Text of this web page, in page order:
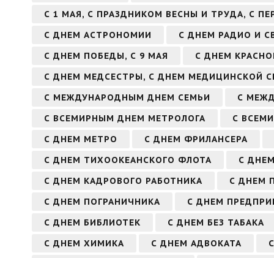
С 1 МАЯ, С ПРАЗДНИКОМ ВЕСНЫ И ТРУДА, С
С ДНЕМ АСТРОНОМИИ
С ДНЕМ РАДИО И
С ДНЕМ ПОБЕДЫ, С 9 МАЯ
С ДНЕМ
С ДНЕМ МЕДСЕСТРЫ, С ДНЕМ МЕДИЦИНСКОЙ
С МЕЖДУНАРОДНЫМ ДНЕМ СЕМЬИ
С
С ВСЕМИРНЫМ ДНЕМ МЕТРОЛОГА
С
С ДНЕМ МЕТРО
С ДНЕМ ФРИЛАНСЕРА
С ДНЕМ ТИХООКЕАНСКОГО ФЛОТА
С
С ДНЕМ КАДРОВОГО РАБОТНИКА
С ДНЕМ
С ДНЕМ ПОГРАНИЧНИКА
С ДНЕМ
С ДНЕМ БИБЛИОТЕК
С ДНЕМ БЕЗ ТАБАКА
С ДНЕМ ХИМИКА
С ДНЕМ АДВОКАТА